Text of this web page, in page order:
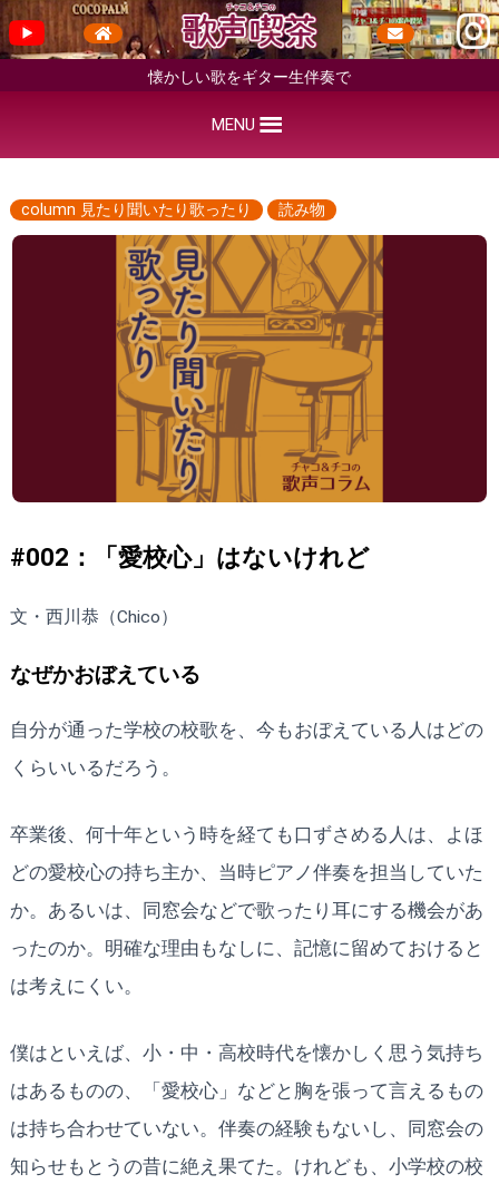
懐かしい歌をギター生伴奏で
MENU
column 見たり聞いたり歌ったり 読み物
#002：「愛校心」はないけれど
文・西川恭（Chico）
なぜかおぼえている
自分が通った学校の校歌を、今もおぼえている人はどの
くらいいるだろう。
卒業後、何十年という時を経ても口ずさめる人は、よほ
どの愛校心の持ち主か、当時ピアノ伴奏を担当していた
か。あるいは、同窓会などで歌ったり耳にする機会があ
ったのか。明確な理由もなしに、記憶に留めておけると
は考えにくい。
僕はといえば、小・中・高校時代を懐かしく思う気持ち
はあるものの、「愛校心」などと胸を張って言えるもの
は持ち合わせていない。伴奏の経験もないし、同窓会の
知らせもとうの昔に絶え果てた。けれども、小学校の校